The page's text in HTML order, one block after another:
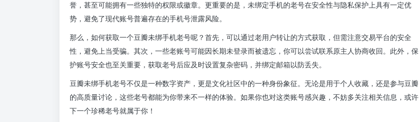
誉，甚至可能拥有一些独特的权限或徽章。更重要的是，未绑定手机的老号在安全性与隐私保护上具有一定优
势，避免了现代账号普遍存在的手机号泄露风险。
那么，如何获取一个豆瓣未绑手机老号呢？首先，可以通过老用户转让的方式获取，但需注意交易平台的安全
性，避免上当受骗。其次，一些老账号可能因长期未登录而被遗忘，你可以尝试联系原主人协商收回。此外，保
护账号安全也至关重要，获取老号后应及时设置复杂密码，并绑定邮箱以防丢失。
豆瓣未绑手机老号不仅是一种数字资产，更是文化社区中的一种身份象征。无论是用于个人收藏，还是参与豆瓣
的高质量讨论，这些老号都能为你带来不一样的体验。如果你也对这类账号感兴趣，不妨多关注相关信息，或许
下一个珍稀老号就属于你！